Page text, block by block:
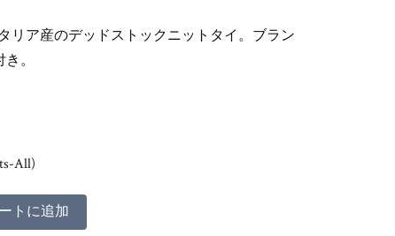
リア産のデッドストックニットタイ。ブラン
。
All)
トに追加